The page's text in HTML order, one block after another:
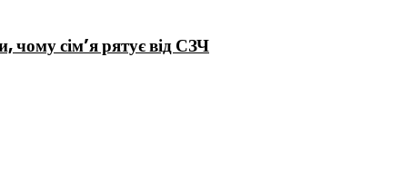
чому сім’я рятує від СЗЧ